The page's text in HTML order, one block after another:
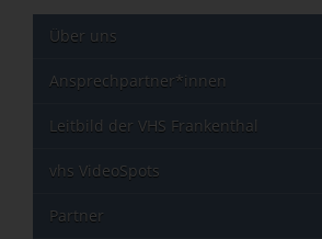
Über uns
Ansprechpartner*innen
Leitbild der VHS Frankenthal
vhs VideoSpots
Partner